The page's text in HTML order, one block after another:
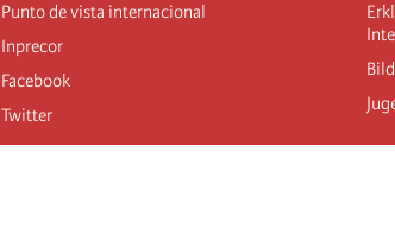
Punto de vista internacional
Inprecor
Facebook
Twitter